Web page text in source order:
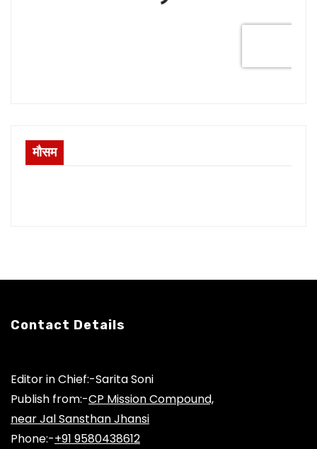
मौसम
Contact Details
Editor in Chief:-Sarita Soni
Publish from:-CP Mission Compound,
near Jal Sansthan Jhansi
Phone:-+91 9580438612